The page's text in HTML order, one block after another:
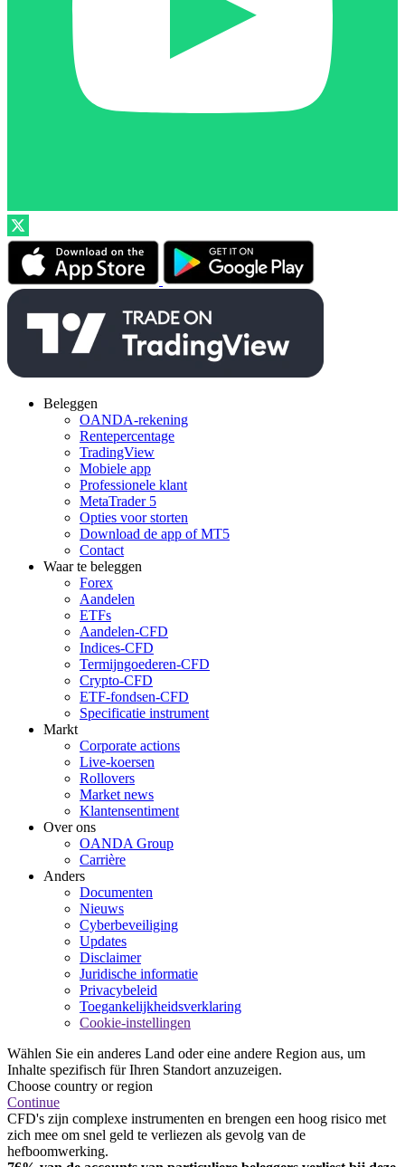
Beleggen
OANDA-rekening
Rentepercentage
TradingView
Mobiele app
Professionele klant
MetaTrader 5
Opties voor storten
Download de app of MT5
Contact
Waar te beleggen
Forex
Aandelen
ETFs
Aandelen-CFD
Indices-CFD
Termijngoederen-CFD
Crypto-CFD
ETF-fondsen-CFD
Specificatie instrument
Markt
Corporate actions
Live-koersen
Rollovers
Market news
Klantensentiment
Over ons
OANDA Group
Carrière
Anders
Documenten
Nieuws
Cyberbeveiliging
Updates
Disclaimer
Juridische informatie
Privacybeleid
Toegankelijkheidsverklaring
Cookie-instellingen
Wählen Sie ein anderes Land oder eine andere Region aus, um
Inhalte spezifisch für Ihren Standort anzuzeigen.
Choose country or region
Continue
CFD's zijn complexe instrumenten en brengen een hoog risico met
zich mee om snel geld te verliezen als gevolg van de
hefboomwerking.